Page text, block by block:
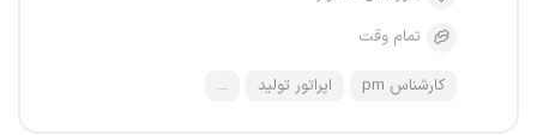
تمام وقت
کارشناس pm اپراتور تولید ...